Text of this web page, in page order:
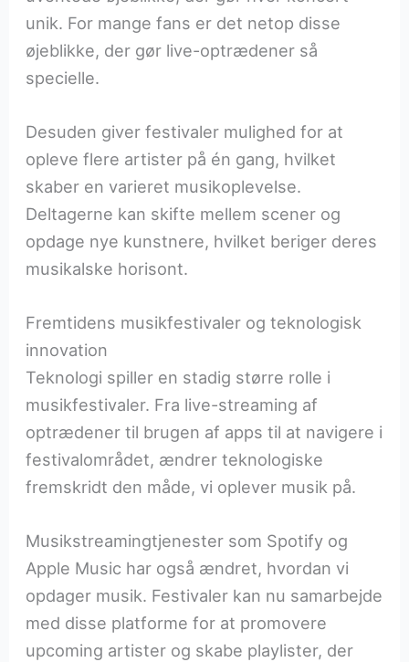
unik. For mange fans er det netop disse
øjeblikke, der gør live-optrædener så
specielle.
Desuden giver festivaler mulighed for at
opleve flere artister på én gang, hvilket
skaber en varieret musikoplevelse.
Deltagerne kan skifte mellem scener og
opdage nye kunstnere, hvilket beriger deres
musikalske horisont.
Fremtidens musikfestivaler og teknologisk
innovation
Teknologi spiller en stadig større rolle i
musikfestivaler. Fra live-streaming af
optrædener til brugen af apps til at navigere i
festivalområdet, ændrer teknologiske
fremskridt den måde, vi oplever musik på.
Musikstreamingtjenester som Spotify og
Apple Music har også ændret, hvordan vi
opdager musik. Festivaler kan nu samarbejde
med disse platforme for at promovere
upcoming artister og skabe playlister, der